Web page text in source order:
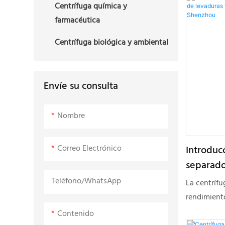
Centrífuga química y
farmacéutica
Centrífuga biológica y ambiental
Envíe su consulta
Nombre
Correo Electrónico
Teléfono/WhatsApp
Contenido
mediante
equipo de
varias
dinámico
eficiente
y la
procesos
tubular GF
y
La